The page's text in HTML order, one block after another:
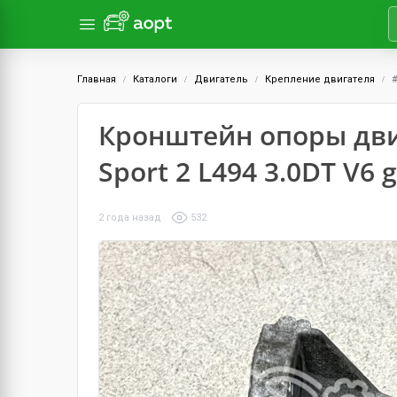
Главная Каталоги Двигатель Крепление двигателя
Кронштейн опоры
Sport 2 L494 3.0DT V6
2 года назад 532